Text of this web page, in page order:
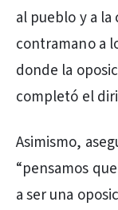
al pueblo y a la
contramano a
donde la
completó el
Asimismo,
“pensamos
a ser una